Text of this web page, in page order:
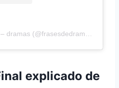
explicado de